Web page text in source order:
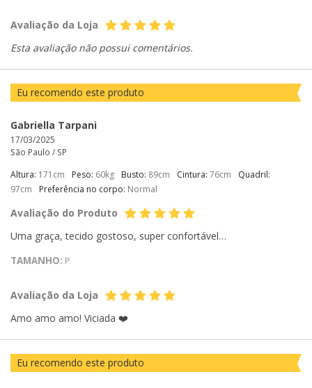
Avaliação da Loja
Esta avaliação não possui comentários.
Eu recomendo este produto
Gabriella Tarpani
17/03/2025
São Paulo / SP
Altura: 171cm Peso: 60kg Busto: 89cm Cintura: 76cm
Quadril:
97cm
Preferência no corpo: Normal
Avaliação do Produto
Uma graça, tecido gostoso, super confortável…
TAMANHO: P
Avaliação da Loja
Amo amo amo! Viciada ❤️
Eu recomendo este produto